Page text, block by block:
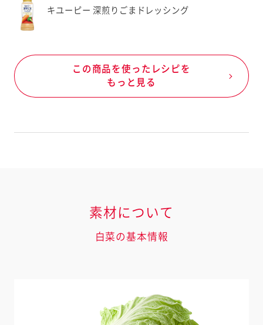
キユーピー 深煎りごまドレッシング
この商品を使ったレシピを
もっと見る
素材について
白菜の基本情報